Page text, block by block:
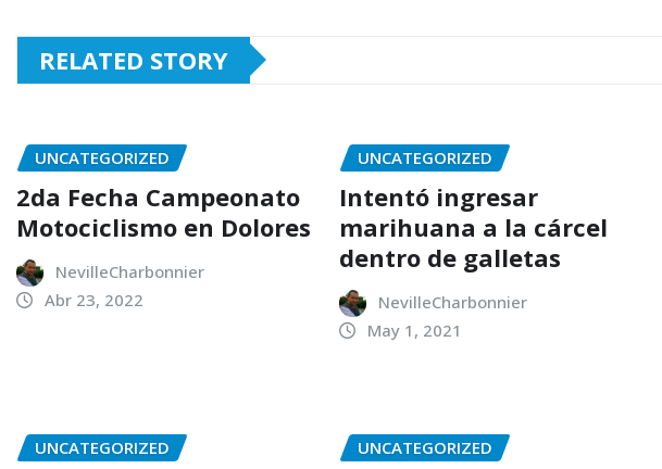
RELATED STORY
UNCATEGORIZED
2da Fecha Campeonato
Motociclismo en Dolores
NevilleCharbonnier
Abr 23, 2022
UNCATEGORIZED
Intentó ingresar
marihuana a la cárcel
dentro de galletas
NevilleCharbonnier
May 1, 2021
UNCATEGORIZED UNCATEGORIZED